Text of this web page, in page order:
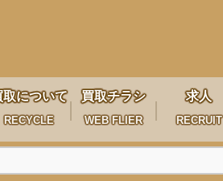
取について
RECYCLE
買取チラシ
WEB FLIER
求人
RECRUIT